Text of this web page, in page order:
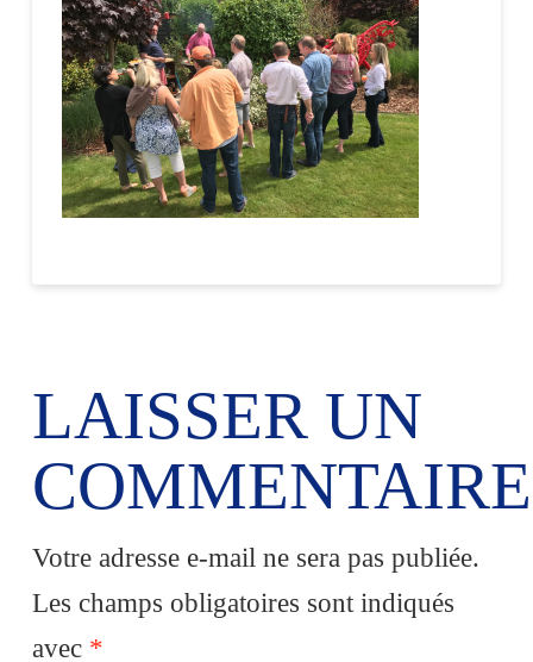
LAISSER UN
COMMENTAIRE
Votre adresse e-mail ne sera pas publiée.
Les champs obligatoires sont indiqués
avec *